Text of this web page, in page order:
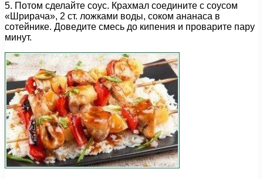
5. Потом сделайте соус. Крахмал соедините с соусом
«Шрирача», 2 ст. ложками воды, соком ананаса в
сотейнике. Доведите смесь до кипения и проварите пару
минут.